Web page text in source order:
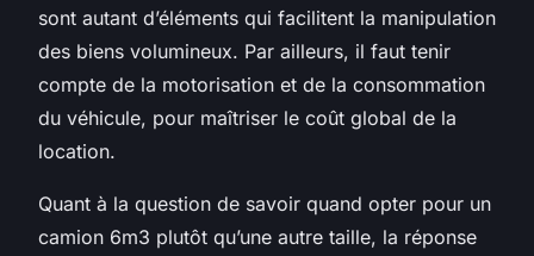
sont autant d’éléments qui facilitent la manipulation
des biens volumineux. Par ailleurs, il faut tenir
compte de la motorisation et de la consommation
du véhicule, pour maîtriser le coût global de la
location.
Quant à la question de savoir quand opter pour un
camion 6m3 plutôt qu’une autre taille, la réponse